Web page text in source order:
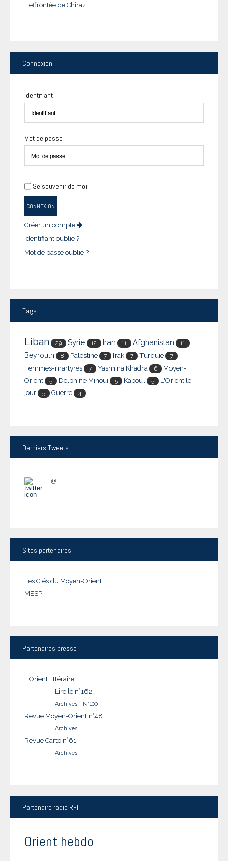
L'effrontée de Chiraz
Connexion
Identifiant
Mot de passe
Se souvenir de moi
CONNEXION
Créer un compte
Identifiant oublié ?
Mot de passe oublié ?
Tags
Liban 29 Syrie 12 Iran 11 Afghanistan 11
Beyrouth 8 Palestine 7 Irak 7 Turquie 7
Femmes-martyres 7 Yasmina Khadra 6
Moyen-
Orient
5 Delphine Minoui 5 Kaboul 5
L'Orient le
jour
5 Guerre 4
Derniers Tweets
@
Sites partenaires
Les Clés du Moyen-Orient
MESP
Partenaires presse
L'Orient littéraire
Lire le n°162
Archives - N°100
Revue Moyen-Orient n°48
Archives
Revue Carto n°61
Archives
Partenaire radio RFI
Orient hebdo